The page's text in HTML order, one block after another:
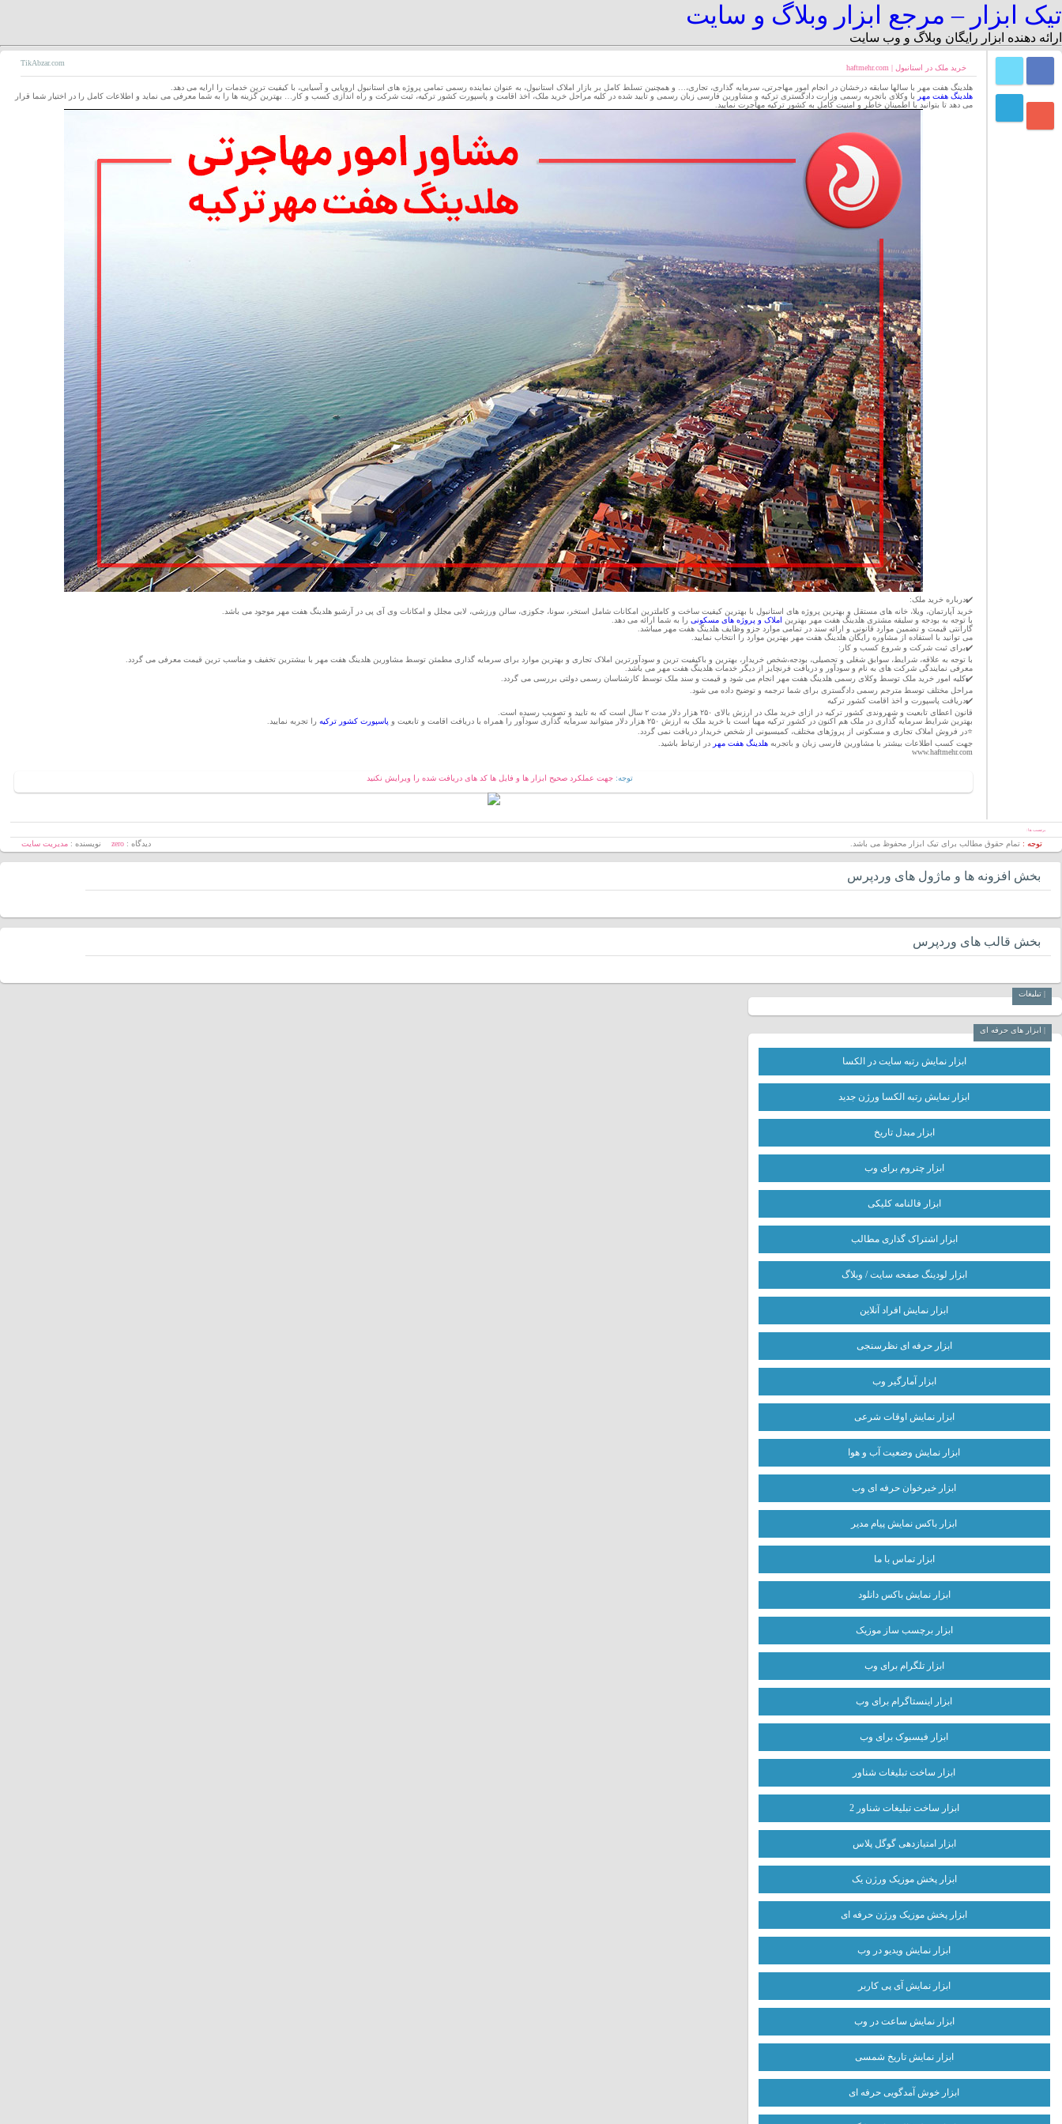
تیک ابزار – مرجع ابزار وبلاگ و سایت
ارائه دهنده ابزار رایگان وبلاگ و وب سایت
خرید ملک در استانبول | haftmehr.com
TikAbzar.com
هلدینگ هفت مهر با سالها سابقه درخشان در انجام امور مهاجرتی، سرمایه گذاری، تجاری،… و همچنین تسلط کامل بر بازار املاک استانبول، به عنوان نماینده رسمی تمامی پروژه های استانبول اروپایی و آسیایی، با کیفیت ترین خدمات را ارایه می دهد.
هلدینگ هفت مهر
با وکلای باتجربه رسمی وزارت دادگستری ترکیه و مشاورین فارسی زبان رسمی و تایید شده در کلیه مراحل خرید ملک، اخذ اقامت و پاسپورت کشور ترکیه، ثبت شرکت و راه اندازی کسب و کار… بهترین گزینه ها را به شما معرفی می نماید و اطلاعات کامل را در اختیار شما قرار
می دهد تا بتوانید با اطمینان خاطر و امنیت کامل به کشور ترکیه مهاجرت نمایید.
✔️درباره خرید ملک:
خرید آپارتمان، ویلا، خانه های مستقل و بهترین پروژه های استانبول با بهترین کیفیت ساخت و کاملترین امکانات شامل استخر، سونا، جکوزی، سالن ورزشی، لابی مجلل و امکانات وی آی پی در آرشیو هلدینگ هفت مهر موجود می باشد.
با توجه به بودجه و سلیقه مشتری هلدینگ هفت مهر بهترین املاک و پروژه های مسکونی را به شما ارائه می دهد.
گارانتی قیمت و تضمین موارد قانونی و ارائه سند در تمامی موارد جزو وظایف هلدینگ هفت مهر میباشد.
می توانید با استفاده از مشاوره رایگان هلدینگ هفت مهر بهترین موارد را انتخاب نمایید.
✔️برای ثبت شرکت و شروع کسب و کار :
با توجه به علاقه، شرایط، سوابق شغلی و تحصیلی، بودجه،شخص خریدار، بهترین و باکیفیت ترین و سودآورترین املاک تجاری و بهترین موارد برای سرمایه گذاری مطمئن توسط مشاورین هلدینگ هفت مهر با بیشترین تخفیف و مناسب ترین قیمت معرفی می گردد.
معرفی نمایندگی شرکت های به نام و سودآور و دریافت فرنچایز از دیگر خدمات هلدینگ هفت مهر می باشد.
✔️کلیه امور خرید ملک توسط وکلای رسمی هلدینگ هفت مهر انجام می شود و قیمت و سند ملک توسط کارشناسان رسمی دولتی بررسی می گردد.
مراحل مختلف توسط مترجم رسمی دادگستری برای شما ترجمه و توضیح داده می شود.
✔️دریافت پاسپورت و اخذ اقامت کشور ترکیه
قانون اعطای تابعیت و شهروندی کشور ترکیه در ازای خرید ملک در ارزش بالای ۲۵۰ هزار دلار مدت ۲ سال است که به تایید و تصویب رسیده است.
بهترین شرایط سرمایه گذاری در ملک هم اکنون در کشور ترکیه مهیا است با خرید ملک به ارزش ۲۵۰ هزار دلار میتوانید سرمایه گذاری سودآور را همراه با دریافت اقامت و تابعیت و
پاسپورت کشور ترکیه را تجربه نمایید.
⭐️در فروش املاک تجاری و مسکونی از پروژهای مختلف، کمیسیونی از شخص خریدار دریافت نمی گردد.
جهت کسب اطلاعات بیشتر با مشاورین فارسی زبان و باتجربههلدینگ هفت مهر در ارتباط باشید.
www.haftmehr.com
توجه: جهت عملکرد صحیح ابزار ها و فایل ها کد های دریافت شده را ویرایش نکنید
برچسب ها :
توجه : تمام حقوق مطالب برای تیک ابزار محفوظ می باشد. نویسنده :مدیریت سایت دیدگاه :zero
بخش افزونه ها و ماژول های وردپرس
بخش قالب های وردپرس
| تبلیغات
| ابزار های حرفه ای
ابزار نمایش رتبه سایت در الکسا
ابزار نمایش رتبه الکسا ورژن جدید
ابزار مبدل تاریخ
ابزار چتروم برای وب
ابزار فالنامه کلیکی
ابزار اشتراک گذاری مطالب
ابزار لودینگ صفحه سایت / وبلاگ
ابزار نمایش افراد آنلاین
ابزار حرفه ای نظرسنجی
ابزار آمارگیر وب
ابزار نمایش اوقات شرعی
ابزار نمایش وضعیت آب و هوا
ابزار خبرخوان حرفه ای وب
ابزار باکس نمایش پیام مدیر
ابزار تماس با ما
ابزار نمایش باکس دانلود
ابزار برچسب ساز موزیک
ابزار تلگرام برای وب
ابزار اینستاگرام برای وب
ابزار فیسبوک برای وب
ابزار ساخت تبلیغات شناور
ابزار ساخت تبلیغات شناور 2
ابزار امتیازدهی گوگل پلاس
ابزار پخش موزیک ورژن یک
ابزار پخش موزیک ورژن حرفه ای
ابزار نمایش ویدیو در وب
ابزار نمایش آی پی کاربر
ابزار نمایش ساعت در وب
ابزار نمایش تاریخ شمسی
ابزار خوش آمدگویی حرفه ای